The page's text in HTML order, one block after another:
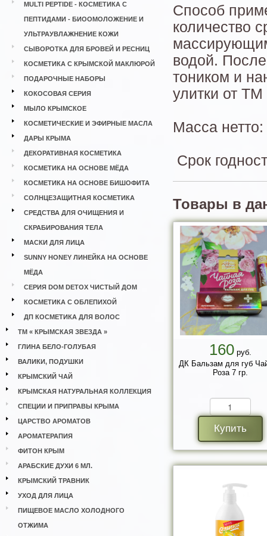
MULTI PEPTIDE - КОСМЕТИКА С
ПЕПТИДАМИ - БИООМОЛОЖЕНИЕ И
УЛЬТРАУВЛАЖНЕНИЕ КОЖИ
СЫВОРОТКА ДЛЯ БРОВЕЙ И РЕСНИЦ
КОСМЕТИКА С КРЫМСКОЙ МАКЛЮРОЙ
ПОДАРОЧНЫЕ НАБОРЫ
КОКОСОВАЯ СЕРИЯ
МЫЛО КРЫМСКОЕ
КОСМЕТИЧЕСКИЕ И ЭФИРНЫЕ МАСЛА
ДАРЫ КРЫМА
ДЕКОРАТИВНАЯ КОСМЕТИКА
КОСМЕТИКА НА ОСНОВЕ МЁДА
КОСМЕТИКА НА ОСНОВЕ БИШОФИТА
СОЛНЦЕЗАЩИТНАЯ КОСМЕТИКА
СРЕДСТВА ДЛЯ ОЧИЩЕНИЯ И
СКРАБИРОВАНИЯ ТЕЛА
МАСКИ ДЛЯ ЛИЦА
SUNNY HONEY ЛИНЕЙКА НА ОСНОВЕ
МЁДА
СЕРИЯ DOM DETOX ЧИСТЫЙ ДОМ
КОСМЕТИКА С ОБЛЕПИХОЙ
ДП КОСМЕТИКА ДЛЯ ВОЛОС
ТМ « КРЫМСКАЯ ЗВЕЗДА »
ГЛИНА БЕЛО-ГОЛУБАЯ
ВАЛИКИ, ПОДУШКИ
КРЫМСКИЙ ЧАЙ
КРЫМСКАЯ НАТУРАЛЬНАЯ КОЛЛЕКЦИЯ
СПЕЦИИ И ПРИПРАВЫ КРЫМА
ЦАРСТВО АРОМАТОВ
АРОМАТЕРАПИЯ
ФИТОН КРЫМ
АРАБСКИЕ ДУХИ 6 МЛ.
КРЫМСКИЙ ТРАВНИК
УХОД ДЛЯ ЛИЦА
ПИЩЕВОЕ МАСЛО ХОЛОДНОГО
ОТЖИМА
Способ
количество
водой.
тоником и
улитки от
Масса
Срок
Товары в
160руб.
ДК Бальзам для губ
Роза 7 гр.
Купить